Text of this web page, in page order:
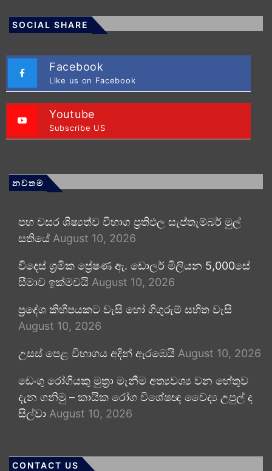
SOCIAL SHARE
Facebook
Like us on Facebook
Youtube
Subscribe US
නවතම
පහ වසර ශිෂ්‍යත්ව විභාග ප්‍රතිඵල සැප්තැම්බර් මුල්
සතියේ August 10, 2026
විදෙස් ශ්‍රමික ප්‍රේෂණ ඇ. ඩොලර් මිලියන 5,000සේ
සීමාව ඉක්මවයි August 10, 2026
ප්‍රදේශ කිහිපයකට වැසි හෝ ගිගුරුම් සහිත වැසි
August 10, 2026
උසස් පෙළ විභාගය අදින් ඇරඹෙයි August 10, 2026
ඩෙංගු රෝගියකු ⁣මුත්‍රා මැනීම අත්‍යවශ්‍ය වන හේතුව
දැන ගනිමු – කායික රෝග විශේෂඥ වෛද්‍ය උපුල් ද
සිල්වා August 10, 2026
CONTACT US